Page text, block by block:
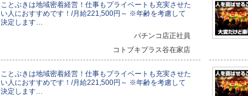
ことぶきは地域密着経営！仕事もプライベートも充実させた
い人におすすめです！/月給221,500円～ ※年齢を考慮して
決定します…
パチンコ店正社員
コトブキプラス谷在家店
ことぶきは地域密着経営！仕事もプライベートも充実させた
い人におすすめです！/月給221,500円～ ※年齢を考慮して
決定します…